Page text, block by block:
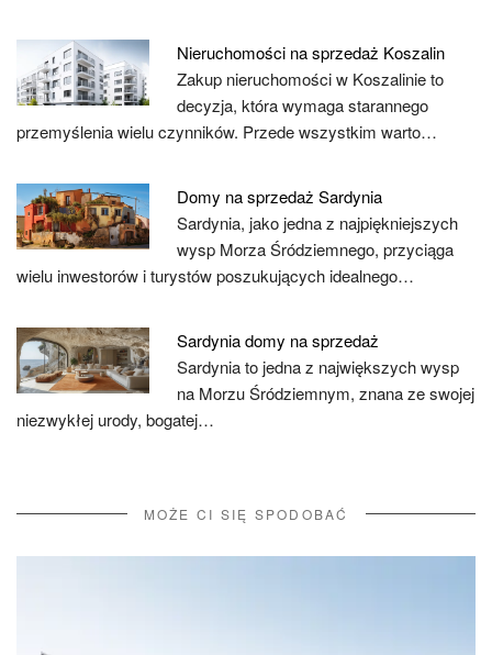
Nieruchomości na sprzedaż Koszalin
Zakup nieruchomości w Koszalinie to
decyzja, która wymaga starannego
przemyślenia wielu czynników. Przede wszystkim warto…
Domy na sprzedaż Sardynia
Sardynia, jako jedna z najpiękniejszych
wysp Morza Śródziemnego, przyciąga
wielu inwestorów i turystów poszukujących idealnego…
Sardynia domy na sprzedaż
Sardynia to jedna z największych wysp
na Morzu Śródziemnym, znana ze swojej
niezwykłej urody, bogatej…
MOŻE CI SIĘ SPODOBAĆ